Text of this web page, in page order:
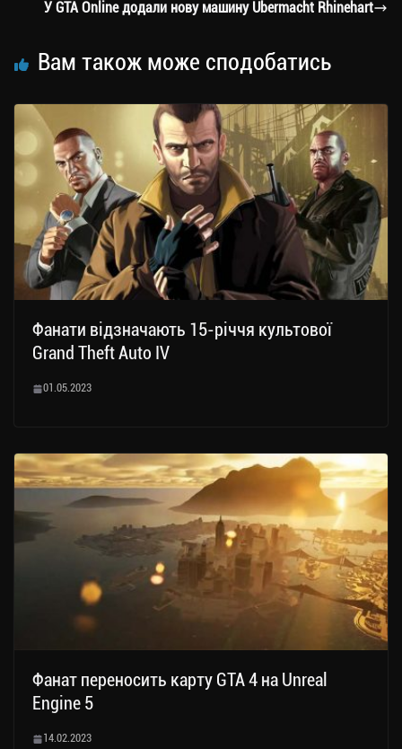
У GTA Online додали нову машину Ubermacht Rhinehart
Вам також може сподобатись
Фанати відзначають 15-річчя культової
Grand Theft Auto IV
01.05.2023
Фанат переносить карту GTA 4 на Unreal
Engine 5
14.02.2023